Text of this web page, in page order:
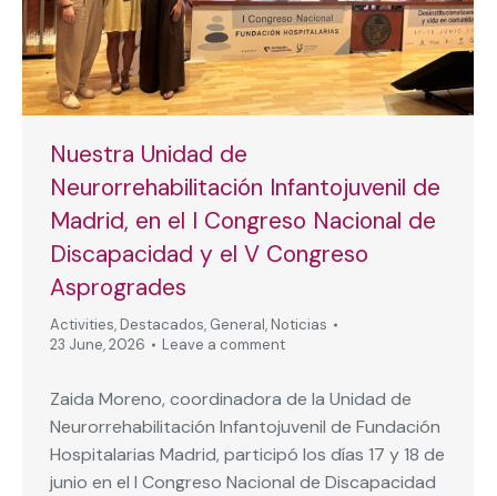
Nuestra Unidad de
Neurorrehabilitación Infantojuvenil de
Madrid, en el I Congreso Nacional de
Discapacidad y el V Congreso
Asprogrades
Activities, Destacados, General, Noticias
23 June, 2026
Leave a comment
Zaida Moreno, coordinadora de la Unidad de
Neurorrehabilitación Infantojuvenil de Fundación
Hospitalarias Madrid, participó los días 17 y 18 de
junio en el I Congreso Nacional de Discapacidad